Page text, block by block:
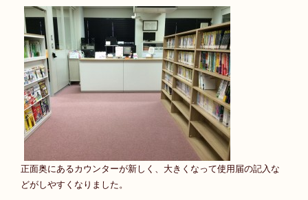
正面奥にあるカウンターが新しく、大きくなって使用届の記入な
どがしやすくなりました。